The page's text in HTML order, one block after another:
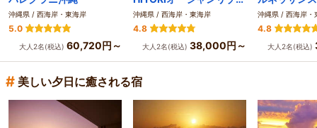
沖縄県 / 西海岸・東海岸
5.0
大人2名(税込) 60,720円～
沖縄県 / 西海岸・東海岸
4.8
大人2名(税込) 38,000円～
沖縄県 / 西海岸・
4.8
大人2名(税込)
# 美しい夕日に癒される宿